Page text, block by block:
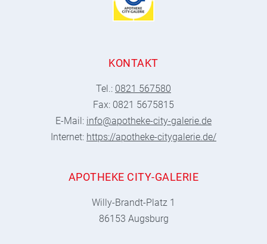
KONTAKT
Tel.: 0821 567580
Fax: 0821 5675815
E-Mail: info@apotheke-city-galerie.de
Internet: https://apotheke-citygalerie.de/
APOTHEKE CITY-GALERIE
Willy-Brandt-Platz 1
86153 Augsburg